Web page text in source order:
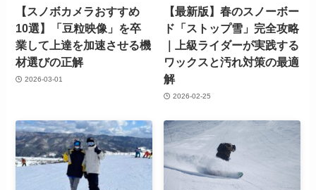
【スノボカメラおすすめ
10選】「豆粒映像」を卒
業して上達を加速させる機
材選びの正解
2026-03-01
【最新版】春のスノーボー
ド「ストップ雪」完全攻略
｜上級ライダーが実践する
ワックスと汚れ対策の最適
解
2026-02-25